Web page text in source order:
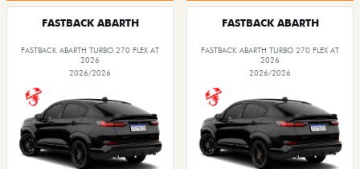
FASTBACK ABARTH
FASTBACK ABARTH TURBO 270 FLEX AT
2026
2026/2026
FASTBACK ABARTH
FASTBACK ABARTH TURBO 270 FLEX AT
2026
2026/2026